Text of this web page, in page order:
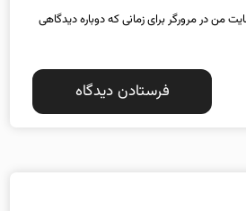
من در مرورگر برای زمانی که دوباره دیدگاهی